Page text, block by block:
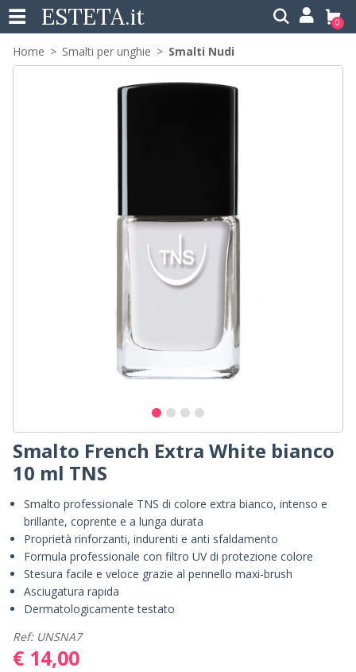
ESTETA.it 0
Home Smalti per unghie Smalti Nudi
Smalto French Extra White bianco
10 ml TNS
Smalto professionale TNS di colore extra bianco, intenso e
brillante, coprente e a lunga durata
Proprietà rinforzanti, indurenti e anti sfaldamento
Formula professionale con filtro UV di protezione colore
Stesura facile e veloce grazie al pennello maxi-brush
Asciugatura rapida
Dermatologicamente testato
Ref: UNSNA7
€ 14,00